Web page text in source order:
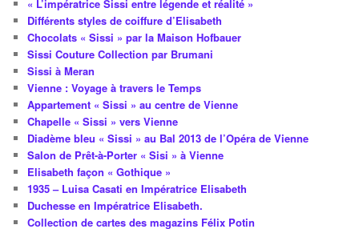
« L’impératrice Sissi entre légende et réalité »
Différents styles de coiffure d’Elisabeth
Chocolats « Sissi » par la Maison Hofbauer
Sissi Couture Collection par Brumani
Sissi à Meran
Vienne : Voyage à travers le Temps
Appartement « Sissi » au centre de Vienne
Chapelle « Sissi » vers Vienne
Diadème bleu « Sissi » au Bal 2013 de l’Opéra de Vienne
Salon de Prêt-à-Porter « Sisi » à Vienne
Elisabeth façon « Gothique »
1935 – Luisa Casati en Impératrice Elisabeth
Duchesse en Impératrice Elisabeth.
Collection de cartes des magazins Félix Potin